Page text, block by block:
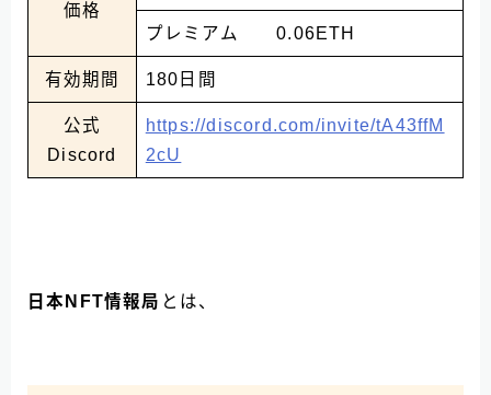
価格
プレミアム 0.06ETH
有効期間 180日間
公式
Discord
https://discord.com/invite/tA43ffM
2cU
日本NFT情報局 とは、